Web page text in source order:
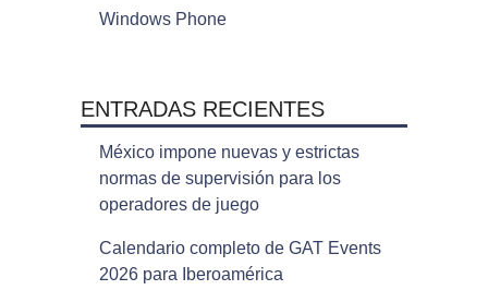
Windows Phone
ENTRADAS RECIENTES
México impone nuevas y estrictas
normas de supervisión para los
operadores de juego
Calendario completo de GAT Events
2026 para Iberoamérica